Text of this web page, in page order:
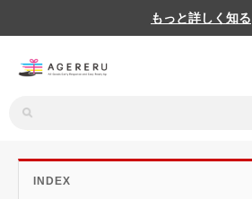
もっと詳しく知る
INDEX